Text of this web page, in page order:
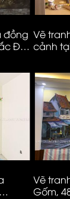
đồng
Đế
Vẽ
cảnh
Vẽ
Gốm,